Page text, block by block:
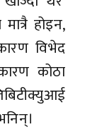
होइन,
विभेद
कोठा